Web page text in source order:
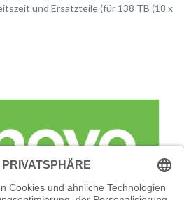
und Ersatzteile (für 138 TB (18 x